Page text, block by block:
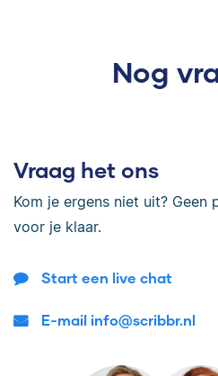
Nog
Vraag het ons
Kom je ergens niet uit? Geen
voor je klaar.
Start een live chat
E-mail info@scribbr.nl